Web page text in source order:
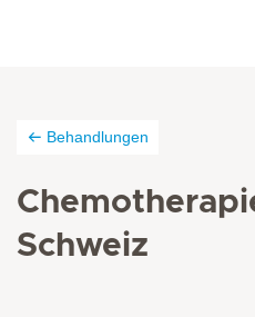
Behandlungen
Schweiz